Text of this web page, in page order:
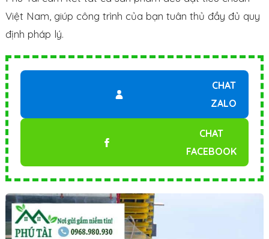
Việt Nam, giúp công trình của bạn tuân thủ đầy đủ quy
định pháp lý.
CHAT
ZALO
CHAT
FACEBOOK